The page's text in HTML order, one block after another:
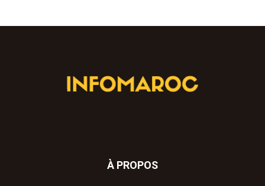
À PROPOS